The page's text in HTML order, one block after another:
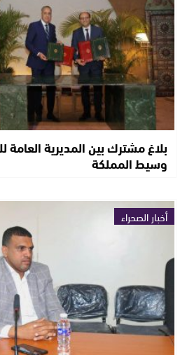
بلاغ مشترك بين المديرية
وسيط المملكة
أخبار الصحراء